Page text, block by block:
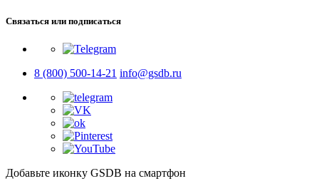
Связаться или подписаться
8 (800) 500-14-21 info@gsdb.ru
Добавьте иконку GSDB на смартфон